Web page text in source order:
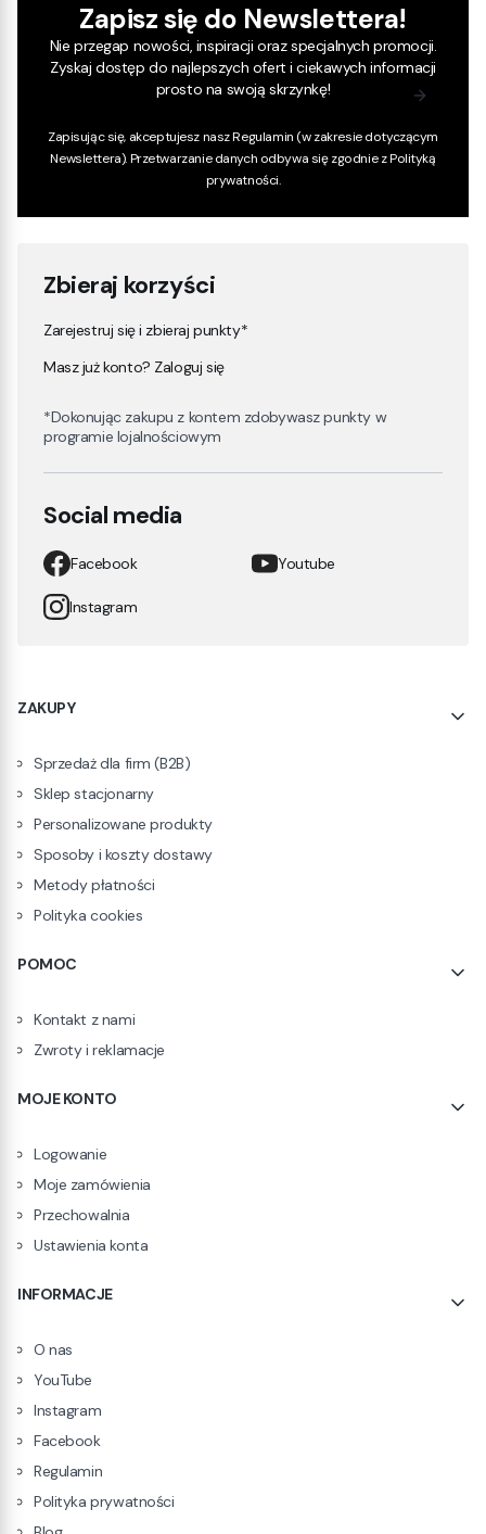
Zbieraj korzyści
Zarejestruj się i zbieraj punkty*
Masz już konto? Zaloguj się
*Dokonując zakupu z kontem zdobywasz punkty w
programie lojalnościowym
Social media
Facebook Youtube
Instagram
Zapisz się do Newslettera!
Nie przegap nowości, inspiracji oraz specjalnych promocji.
Zyskaj dostęp do najlepszych ofert i ciekawych informacji
prosto na swoją skrzynkę!
Zapisując się, akceptujesz naszRegulamin (w zakresie dotyczącym
Newslettera). Przetwarzanie danych odbywa się zgodnie zPolityką
prywatności.
Linki w stopce
ZAKUPY
Sprzedaż dla firm (B2B)
Sklep stacjonarny
Personalizowane produkty
Sposoby i koszty dostawy
Metody płatności
Polityka cookies
POMOC
Kontakt z nami
Zwroty i reklamacje
MOJE KONTO
Logowanie
Moje zamówienia
Przechowalnia
Ustawienia konta
INFORMACJE
O nas
YouTube
Instagram
Facebook
Regulamin
Polityka prywatności